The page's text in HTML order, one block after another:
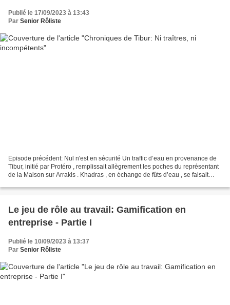
Publié le 17/09/2023 à 13:43
Par Senior Rôliste
Episode précédent: Nul n'est en sécurité Un traffic d’eau en provenance de
Tibur, initié par Protéro , remplissait allègrement les poches du représentant
de la Maison sur Arrakis . Khadras , en échange de fûts d’eau , se faisait
Le jeu de rôle au travail: Gamification en
entreprise - Partie I
Publié le 10/09/2023 à 13:37
Par Senior Rôliste